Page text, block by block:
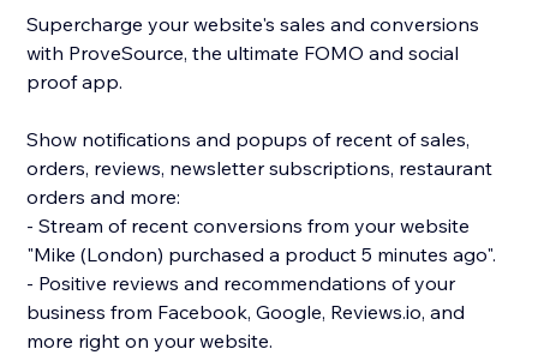
Supercharge your website's sales and conversions
with ProveSource, the ultimate FOMO and social
proof app.
Show notifications and popups of recent of sales,
orders, reviews, newsletter subscriptions, restaurant
orders and more:
- Stream of recent conversions from your website
"Mike (London) purchased a product 5 minutes ago".
- Positive reviews and recommendations of your
business from Facebook, Google, Reviews.io, and
more right on your website.